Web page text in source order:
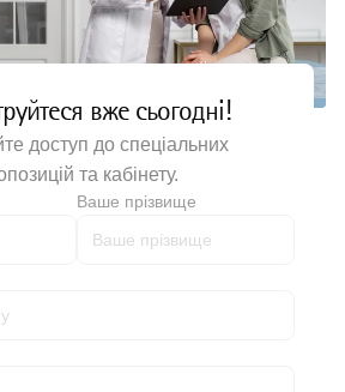
вже сьогодні!
доступ до спеціальних
та кабінету.
Ваше прізвище